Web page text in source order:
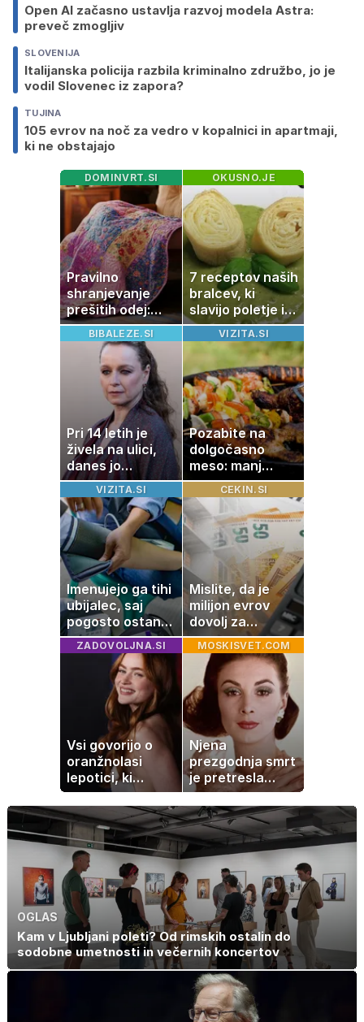
Open AI začasno ustavlja razvoj modela Astra:
preveč zmogljiv
SLOVENIJA
Italijanska policija razbila kriminalno združbo, jo je
vodil Slovenec iz zapora?
TUJINA
105 evrov na noč za vedro v kopalnici in apartmaji,
ki ne obstajajo
DOMINVRT.SI
Pravilno
shranjevanje
prešitih odej:
Kako ohraniti
družinsko
dediščino
OKUSNO.JE
7 receptov naših
bralcev, ki
slavijo poletje in
tradicijo
BIBALEZE.SI
Pri 14 letih je
živela na ulici,
danes jo
občuduje ves
svet
VIZITA.SI
Pozabite na
dolgočasno
meso: manj
maščobe, več
svežine
VIZITA.SI
Imenujejo ga tihi
ubijalec, saj
pogosto ostane
neopažen:
nenavadni
simptomi
visokega
holesterola
CEKIN.SI
Mislite, da je
milijon evrov
dovolj za
sanjsko
stanovanje? Te
številke so
šokirale Evropo
ZADOVOLJNA.SI
Vsi govorijo o
oranžnolasi
lepotici, ki
navdušuje s
skrivnostno
vlogo
MOSKISVET.COM
Njena
prezgodnja smrt
je pretresla
modni svet: za
slavo se je
skrivala
tragedija
OGLAS
Kam v Ljubljani poleti? Od rimskih ostalin do
sodobne umetnosti in večernih koncertov